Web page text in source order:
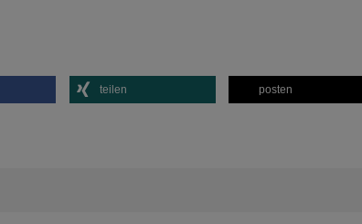
teilen posten